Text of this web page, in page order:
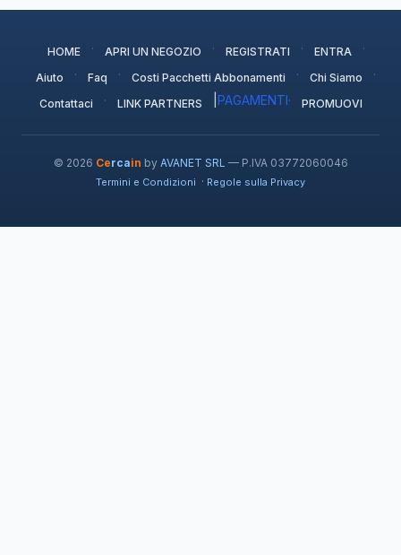
HOME · APRI UN NEGOZIO · REGISTRATI · ENTRA ·
Aiuto · Faq · Costi Pacchetti Abbonamenti · Chi Siamo ·
Contattaci · LINK PARTNERS PAGAMENTI· PROMUOVI
© 2026 Cercain by AVANET SRL — P.IVA 03772060046
Termini e Condizioni · Regole sulla Privacy